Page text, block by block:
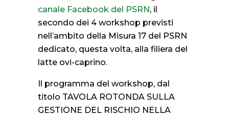
canale Facebook del PSRN, il
secondo dei 4 workshop previsti
nell’ambito della Misura 17 del PSRN
dedicato, questa volta, alla filiera del
latte ovi-caprino.
Il programma del workshop, dal
titolo TAVOLA ROTONDA SULLA
GESTIONE DEL RISCHIO NELLA